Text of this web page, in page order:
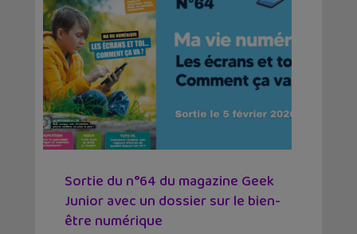
Sortie du n°64 du magazine Geek
Junior avec un dossier sur le bien-
être numérique